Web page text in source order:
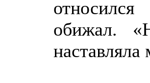
обижал.
наставляла